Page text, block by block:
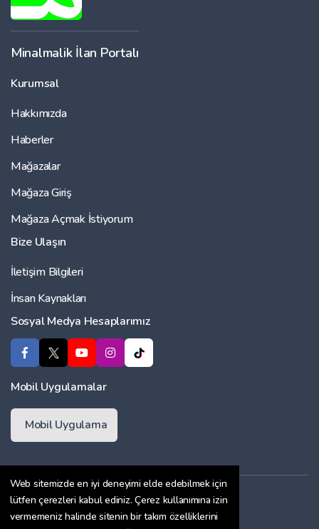
Web sitemizde en iyi deneyimi elde edebilmek için
lütfen çerezleri kabul ediniz. Çerez kullanımına izin
vermemeniz halinde sitenin bir takım özelliklerini
Minalmalik İlan Portalı
Kurumsal
Hakkımızda
Haberler
Mağazalar
Mağaza Giriş
Mağaza Açmak İstiyorum
Bize Ulaşın
İletişim Bilgileri
İnsan Kaynakları
Sosyal Medya Hesaplarımız
Mobil Uygulamalar
Mobil Uygulama
Üyelik Sözleşmesi
Çerez Politikası